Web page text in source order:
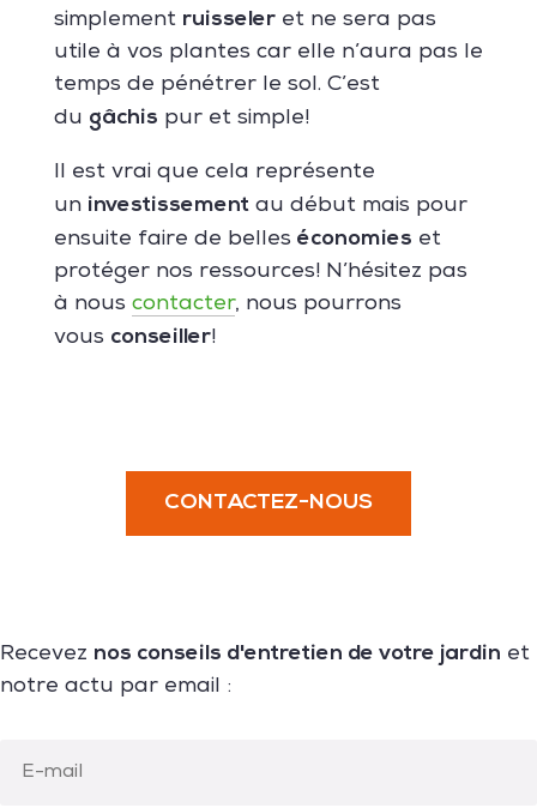
simplement ruisseler et ne sera pas
utile à vos plantes car elle n’aura pas le
temps de pénétrer le sol. C’est
du gâchis pur et simple!
Il est vrai que cela représente
un investissement au début mais pour
ensuite faire de belles économies et
protéger nos ressources! N’hésitez pas
à nous contacter, nous pourrons
vous conseiller!
CONTACTEZ-NOUS
Recevez nos conseils d'entretien de votre jardin et
notre actu par email :